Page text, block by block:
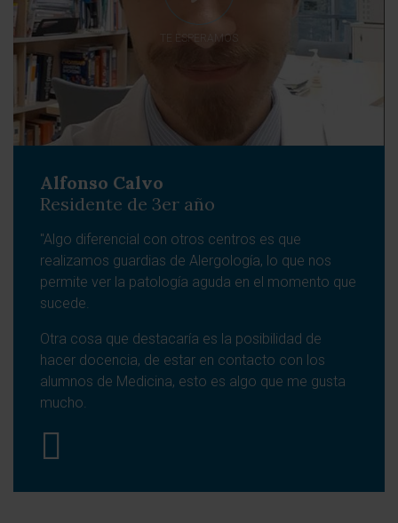
Alfonso Calvo
Residente de 3er año
"Algo diferencial con otros centros es que
realizamos guardias de Alergología, lo que nos
permite ver la patología aguda en el momento que
sucede.
Otra cosa que destacaría es la posibilidad de
hacer docencia, de estar en contacto con los
alumnos de Medicina, esto es algo que me gusta
mucho.
TE ESPERAMOS